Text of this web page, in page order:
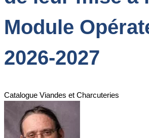
Module
2026-2027
Catalogue Viandes et Charcuteries